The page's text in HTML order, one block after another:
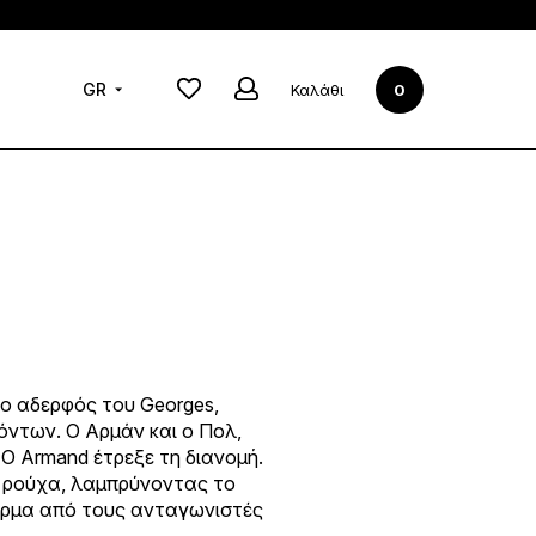
GR Καλάθι 0
2019-2020
Νέα από
αδερφός του Georges,
Ο Αρμάν και ο Πολ,
Armand έτρεξε τη διανομή.
ρούχα, λαμπρύνοντας το
από τους ανταγωνιστές